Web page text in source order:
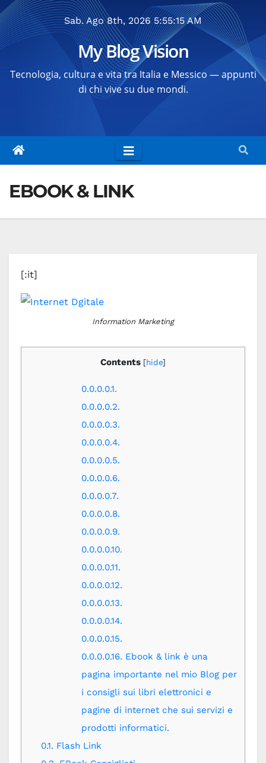
Salta
al
contenuto
Sab. Ago 8th, 20265:55:16 AM
My Blog Vision
Tecnologia, cultura e vita tra Italia e Messico — appunti
di chi vive su due mondi.
EBOOK & LINK
[:it]
Information Marketing
Contents [hide]
0.0.0.0.1.
0.0.0.0.2.
0.0.0.0.3.
0.0.0.0.4.
0.0.0.0.5.
0.0.0.0.6.
0.0.0.0.7.
0.0.0.0.8.
0.0.0.0.9.
0.0.0.0.10.
0.0.0.0.11.
0.0.0.0.12.
0.0.0.0.13.
0.0.0.0.14.
0.0.0.0.15.
0.0.0.0.16. Ebook & link è una
pagina importante nel mio Blog per
i consigli sui libri elettronici e
pagine di internet che sui servizi e
prodotti informatici.
0.1. Flash Link